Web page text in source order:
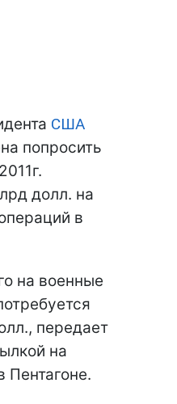
США
попросить
долл. на
в
на военные
передает
на
Пентагоне.